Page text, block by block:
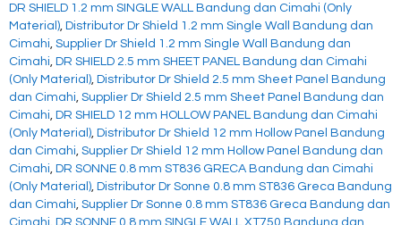
DR SHIELD 1.2 mm SINGLE WALL Bandung dan Cimahi (Only
Material), Distributor Dr Shield 1.2 mm Single Wall Bandung dan
Cimahi, Supplier Dr Shield 1.2 mm Single Wall Bandung dan
Cimahi, DR SHIELD 2.5 mm SHEET PANEL Bandung dan Cimahi
(Only Material), Distributor Dr Shield 2.5 mm Sheet Panel Bandung
dan Cimahi, Supplier Dr Shield 2.5 mm Sheet Panel Bandung dan
Cimahi, DR SHIELD 12 mm HOLLOW PANEL Bandung dan Cimahi
(Only Material), Distributor Dr Shield 12 mm Hollow Panel Bandung
dan Cimahi, Supplier Dr Shield 12 mm Hollow Panel Bandung dan
Cimahi, DR SONNE 0.8 mm ST836 GRECA Bandung dan Cimahi
(Only Material), Distributor Dr Sonne 0.8 mm ST836 Greca Bandung
dan Cimahi, Supplier Dr Sonne 0.8 mm ST836 Greca Bandung dan
Cimahi, DR SONNE 0.8 mm SINGLE WALL XT750 Bandung dan